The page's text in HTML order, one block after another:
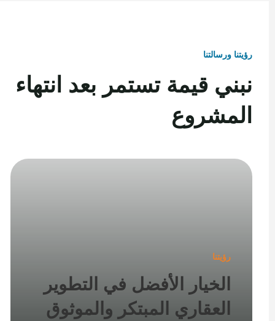
رؤيتنا ورسالتنا
نبني قيمة تستمر بعد انتهاء
المشروع
رؤيتنا
الخيار الأفضل في التطوير
العقاري المبتكر والموثوق